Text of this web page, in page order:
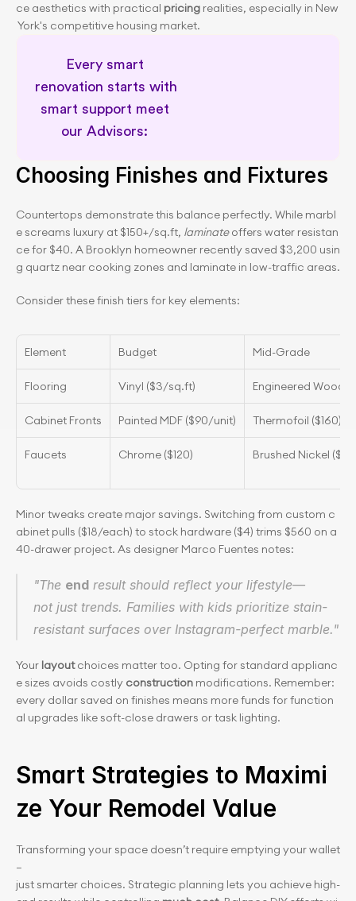
ce aesthetics with practical pricing realities, especially in New
York's competitive housing market.
Every smart
renovation starts with
smart support meet
our Advisors:
Choosing Finishes and Fixtures
Countertops demonstrate this balance perfectly. While marbl
e screams luxury at $150+/sq.ft, laminate offers water resistan
ce for $40. A Brooklyn homeowner recently saved $3,200 usin
g quartz near cooking zones and laminate in low-traffic areas.
Consider these finish tiers for key elements:
Element Budget Mid-Grade
Flooring Vinyl ($3/sq.ft) Engineered Wood
Cabinet Fronts Painted MDF ($90/unit) Thermofoil ($160)
Faucets Chrome ($120) Brushed Nickel
Minor tweaks create major savings. Switching from custom c
abinet pulls ($18/each) to stock hardware ($4) trims $560 on a
40-drawer project. As designer Marco Fuentes notes:
"The end result should reflect your lifestyle—
not just trends. Families with kids prioritize stain-
resistant surfaces over Instagram-perfect marble."
Your layout choices matter too. Opting for standard applianc
e sizes avoids costly construction modifications. Remember:
every dollar saved on finishes means more funds for function
al upgrades like soft-close drawers or task lighting.
Smart Strategies to Maximi
ze Your Remodel Value
Transforming your space doesn’t require emptying your wallet
—
just smarter choices. Strategic planning lets you achieve high-